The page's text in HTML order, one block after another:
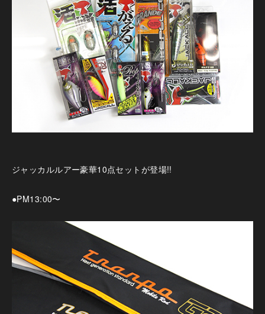
ジャッカルルアー豪華10点セットが登場!!
●PM13:00〜